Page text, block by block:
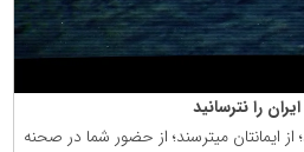
را نترسانید
از ایمانتان میترسند؛ از حضور شما در صحنه